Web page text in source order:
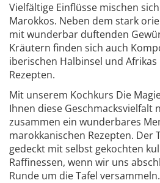
Vielfältige Einflüsse mischen
Marokkos. Neben dem stark
mit wunderbar duftenden
Kräutern finden sich auch
iberischen Halbinsel und
Rezepten.
Mit unserem Kochkurs Die
Ihnen diese Geschmacksvielfalt
zusammen ein wunderbares
marokkanischen Rezepten. Der
gedeckt mit selbst gekochten
Raffinessen, wenn wir uns
Runde um die Tafel versammeln.